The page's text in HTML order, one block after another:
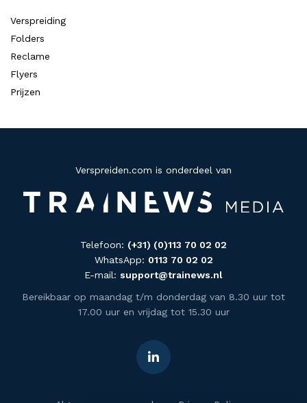
Verspreiding
Folders
Reclame
Flyers
Prijzen
Verspreiden.com is onderdeel van
Telefoon: (+31) (0)113 70 02 02
WhatsApp: 0113 70 02 02
E-mail: support@trainews.nl
Bereikbaar op maandag t/m donderdag van 8.30 uur tot
17.00 uur en vrijdag tot 15.30 uur